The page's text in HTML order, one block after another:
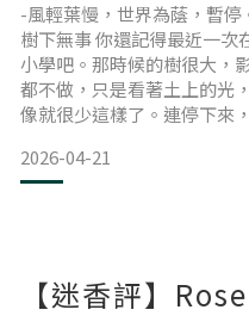
-風輕葉慢，世界為蔭，暫
樹下無事 你還記得最近一次
小學吧。那時候的樹很大，
都不做，只是看著土上的光
像就很少這樣了。連停下來
蔭，一直都在。 斜光透過樹
很輕，葉晃得也慢。 閉上眼
2026-04-21
【迷香評】